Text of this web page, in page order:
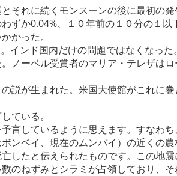
それに続くモンスーンの後に最初の発
か0.04%、１０年前の１０分の１以
かった。
インド国内だけの問題ではなくなった
ノーベル受賞者のマリア・テレザは
が生まれた。米国大使館がこれに巻
ている。
言しているように思えます。すなわち
ンベイ、現在のムンバイ）の近くの
したと伝えられたものです。この地
のねずみとシラミが占領しており、そ